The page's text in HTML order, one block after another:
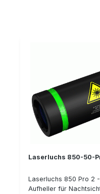
Laserluchs 850-50-
Laserluchs 850 Pro 2
Aufheller für